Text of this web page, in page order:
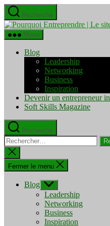
Aller
au
contenu
Recherche
Menu
Blog
Leadership
Networking
Business
Inspiration
Devenir un entrepreneur
Soft Skills Magazine
Recherche
Rechercher :
Fermer
la
recherche
Fermer le menu
Blog Afficher
le
sous-
menu
Leadership
Networking
Business
Inspiration